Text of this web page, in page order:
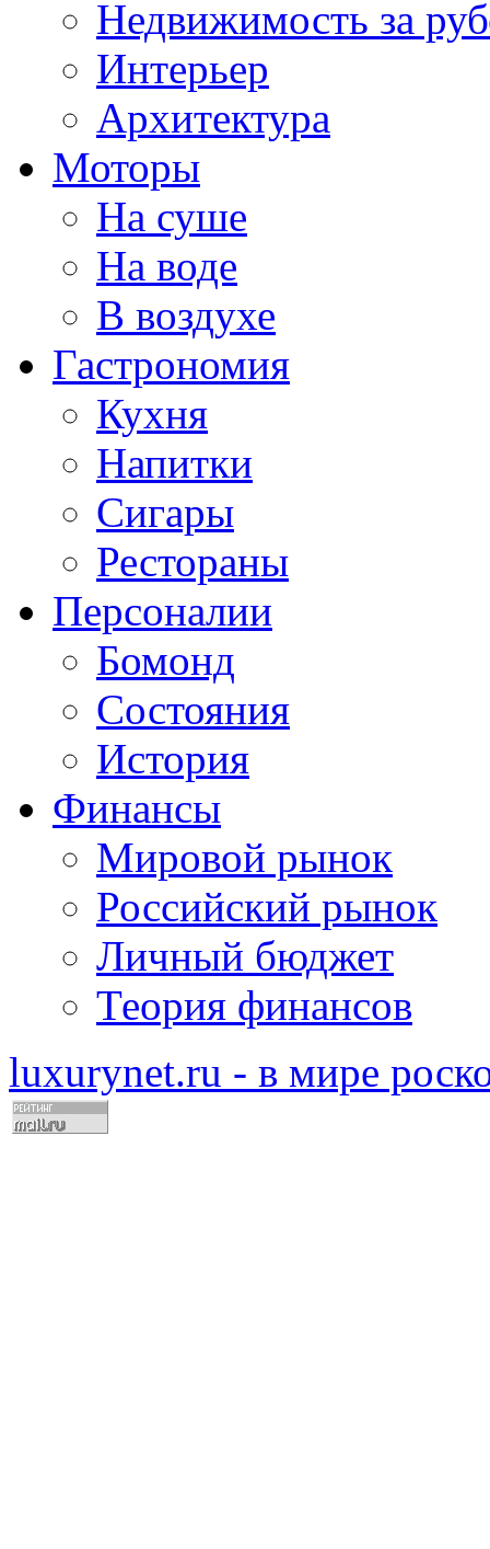
Недвижимость за
Интерьер
Архитектура
Моторы
На суше
На воде
В воздухе
Гастрономия
Кухня
Напитки
Сигары
Рестораны
Персоналии
Бомонд
Состояния
История
Финансы
Мировой рынок
Российский рынок
Личный бюджет
Теория финансов
luxurynet.ru - в мире